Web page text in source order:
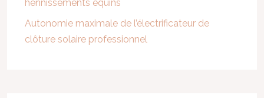
hennissements équins
Autonomie maximale de l’électrificateur de
clôture solaire professionnel